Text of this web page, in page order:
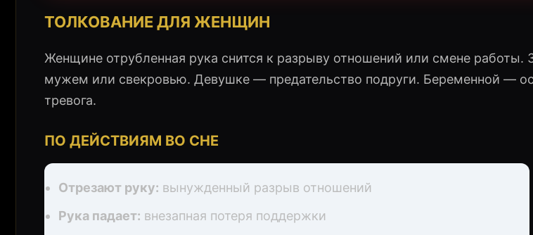
ТОЛКОВАНИЕ ДЛЯ ЖЕНЩИН
Женщине отрубленная рука снится к разрыву отношений или смене
мужем или свекровью. Девушке — предательство подруги. Беременной —
тревога.
ПО ДЕЙСТВИЯМ ВО СНЕ
Отрезают руку: вынужденный разрыв отношений
Рука падает: внезапная потеря поддержки